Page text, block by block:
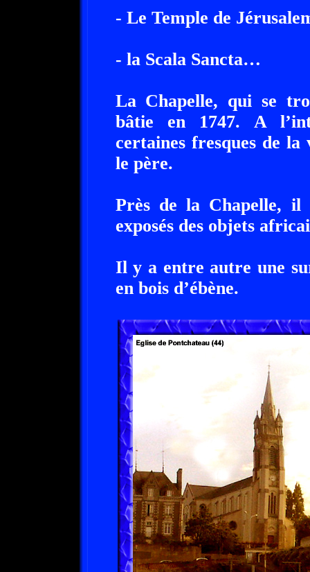
- Le Temple de
- la Scala Sancta…
La Chapelle, qui se
bâtie en 1747. A
certaines fresques de
le père.
Près de la Chapelle,
exposés des objets
Il y a entre autre une
en bois d’ébène.